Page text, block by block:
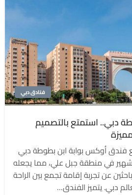
فنادق دبي
دبي.. استمتع بالتصميم
فندق أوكس بوابة ابن بطوطة دبي
في منطقة جبل علي، مما يجعله
عن تجربة إقامة تجمع بين الراحة
دبي. يتميز الفندق…